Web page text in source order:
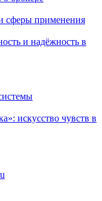
сферы применения
и надёжность в
искусство чувств в